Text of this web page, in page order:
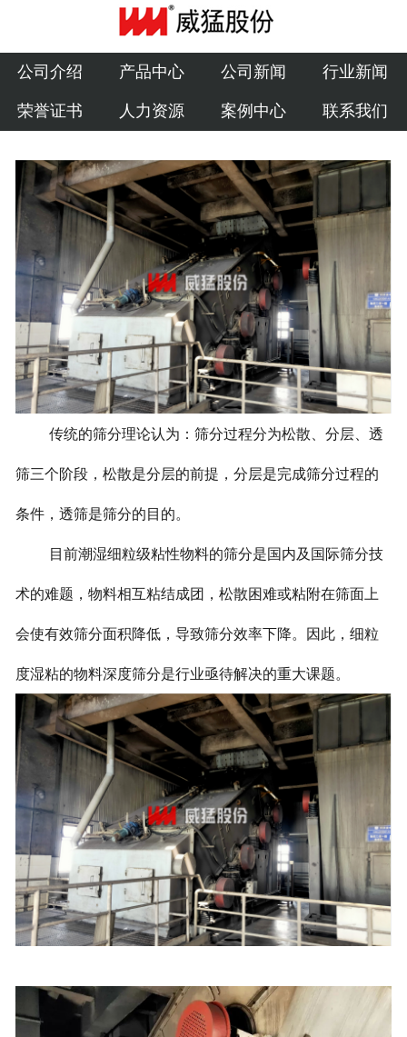
公司介绍
产品中心
公司新闻
行业新闻
荣誉证书
人力资源
案例中心
联系我们
公司介绍 产品中心 公司新闻 行业新闻
荣誉证书 人力资源 案例中心 联系我们
传统的筛分理论认为：筛分过程分为松散、分层、透
筛三个阶段，松散是分层的前提，分层是完成筛分过程的
条件，透筛是筛分的目的。
目前潮湿细粒级粘性物料的筛分是国内及国际筛分技
术的难题，物料相互粘结成团，松散困难或粘附在筛面上
会使有效筛分面积降低，导致筛分效率下降。因此，细粒
度湿粘的物料深度筛分是行业亟待解决的重大课题。